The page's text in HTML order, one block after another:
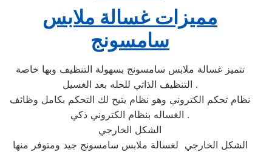
مميزات غسالة ملابس
سامسونج
تتميز غسالة ملابس سامسونج بسهولة التنظيف وبها خاصة
التنظيف الذاتي للحله بعد الغسيل .
نظام تحكم الكتروني وهو نظام يتيح لك التحكم بكامل وظائف
الغساله بنظام الكتروني ذكي .
الشكل الخارجي
الشكل الخارجي لغسالة ملابس سامسونج جيد ومتوفر منها